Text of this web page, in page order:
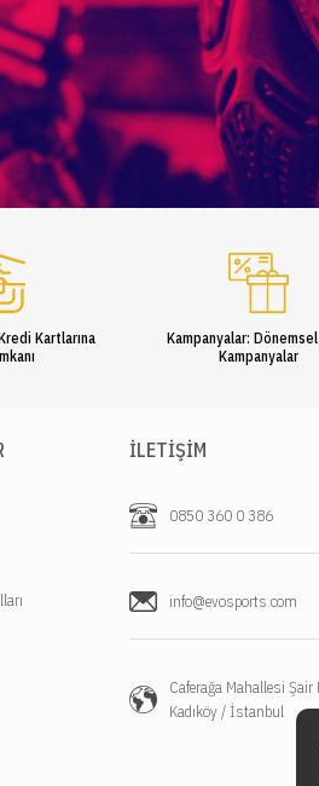
Kartlarına
Kampanyalar: Dönemsel
Kampanyalar
İLETIŞIM
0850 360 0 386
info@evosports.com
Caferağa Mahallesi
Kadıköy / İstanbul